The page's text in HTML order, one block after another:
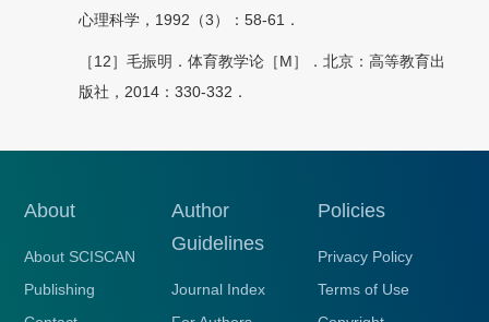
心理科学，1992（3）：58-61．
［12］毛振明．体育教学论［M］．北京：高等教育出
版社，2014：330-332．
About
About SCISCAN
Publishing
Author
Guidelines
Journal Index
Policies
Privacy Policy
Terms of Use